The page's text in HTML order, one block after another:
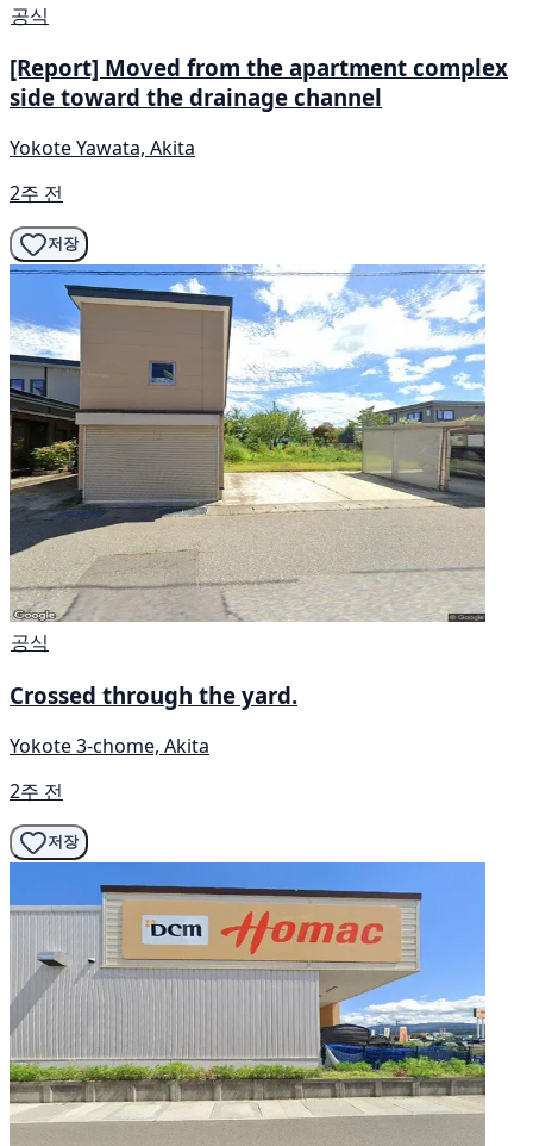
공식
[Report] Moved from the apartment complex
side toward the drainage channel
Yokote Yawata, Akita
2주 전
저장
공식
Crossed through the yard.
Yokote 3-chome, Akita
2주 전
저장